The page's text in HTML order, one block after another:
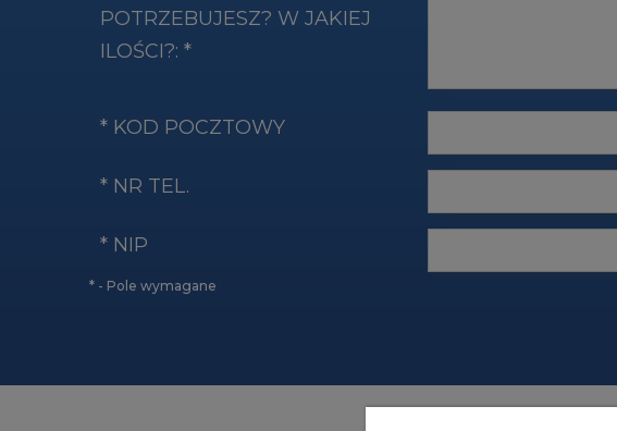
POTRZEBUJESZ? W JAKIEJ
ILOŚCI?: *
* KOD POCZTOWY
* NR TEL.
* NIP
* - Pole wymagane